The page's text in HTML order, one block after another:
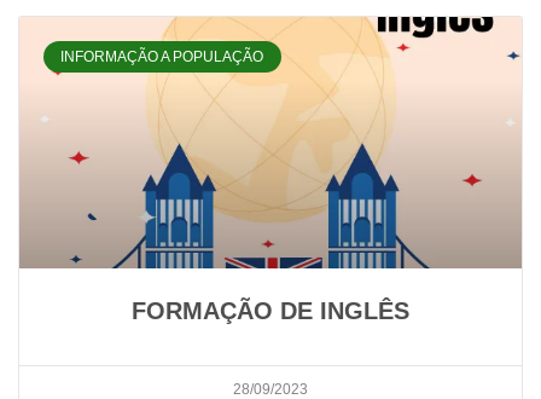
INFORMAÇÃO A POPULAÇÃO
FORMAÇÃO DE INGLÊS
28/09/2023